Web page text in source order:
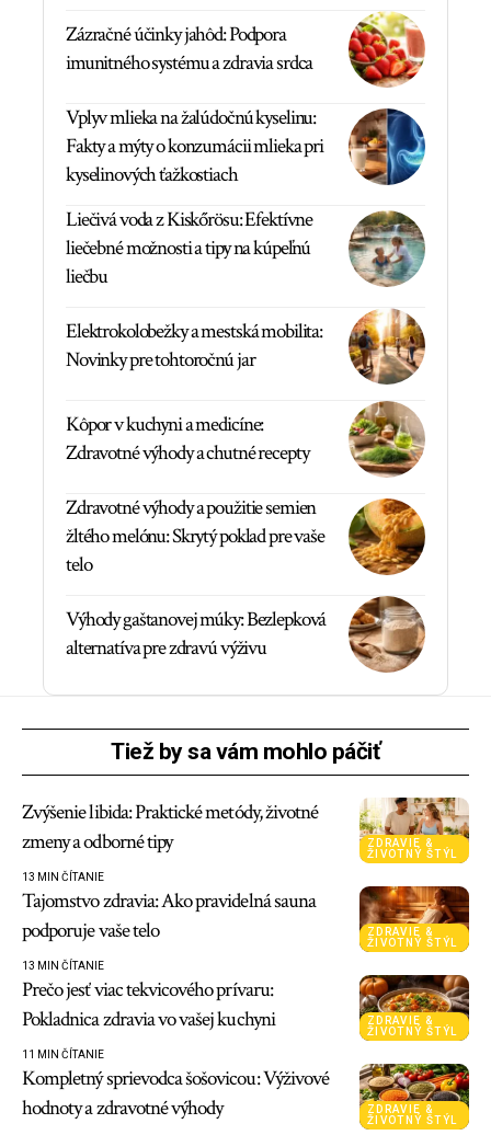
Zázračné účinky jahôd: Podpora
imunitného systému a zdravia srdca
Vplyv mlieka na žalúdočnú kyselinu:
Fakty a mýty o konzumácii mlieka pri
kyselinových ťažkostiach
Liečivá voda z Kiskőrösu: Efektívne
liečebné možnosti a tipy na kúpeľnú
liečbu
Elektrokolobežky a mestská mobilita:
Novinky pre tohtoročnú jar
Kôpor v kuchyni a medicíne:
Zdravotné výhody a chutné recepty
Zdravotné výhody a použitie semien
žltého melónu: Skrytý poklad pre vaše
telo
Výhody gaštanovej múky: Bezlepková
alternatíva pre zdravú výživu
Tiež by sa vám mohlo páčiť
ZDRAVIE &
ŽIVOTNÝ ŠTÝL
Zvýšenie libida: Praktické metódy, životné
zmeny a odborné tipy
13 MIN ČÍTANIE
ZDRAVIE &
ŽIVOTNÝ ŠTÝL
Tajomstvo zdravia: Ako pravidelná sauna
podporuje vaše telo
13 MIN ČÍTANIE
ZDRAVIE &
ŽIVOTNÝ ŠTÝL
Prečo jesť viac tekvicového prívaru:
Pokladnica zdravia vo vašej kuchyni
11 MIN ČÍTANIE
ZDRAVIE &
ŽIVOTNÝ ŠTÝL
Kompletný sprievodca šošovicou: Výživové
hodnoty a zdravotné výhody